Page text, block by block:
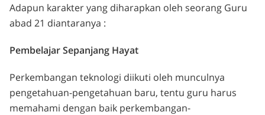
Adapun karakter yang diharapkan oleh seorang Guru
abad 21 diantaranya :
Pembelajar Sepanjang Hayat
Perkembangan teknologi diikuti oleh munculnya
pengetahuan-pengetahuan baru, tentu guru harus
memahami dengan baik perkembangan-